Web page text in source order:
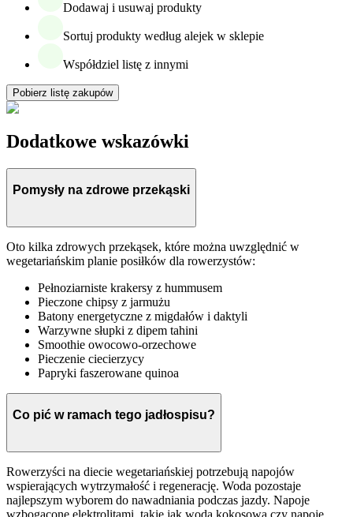
Dodawaj i usuwaj produkty
Sortuj produkty według alejek w sklepie
Współdziel listę z innymi
Pobierz listę zakupów
Dodatkowe wskazówki
Pomysły na zdrowe przekąski
Oto kilka zdrowych przekąsek, które można uwzględnić w
wegetariańskim planie posiłków dla rowerzystów:
Pełnoziarniste krakersy z hummusem
Pieczone chipsy z jarmużu
Batony energetyczne z migdałów i daktyli
Warzywne słupki z dipem tahini
Smoothie owocowo-orzechowe
Pieczenie ciecierzycy
Papryki faszerowane quinoa
Co pić w ramach tego jadłospisu?
Rowerzyści na diecie wegetariańskiej potrzebują napojów
wspierających wytrzymałość i regenerację. Woda pozostaje
najlepszym wyborem do nawadniania podczas jazdy. Napoje